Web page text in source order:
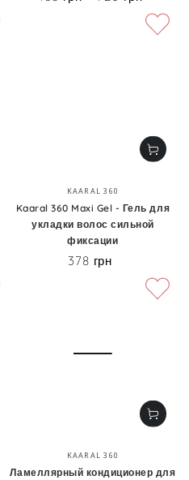
Бренд:
KAARAL 360
Kaaral 360 Maxi Gel - Гель для
укладки волос сильной
фиксации
Цена
378 грн
Бренд:
KAARAL 360
Ламеллярный кондиционер для